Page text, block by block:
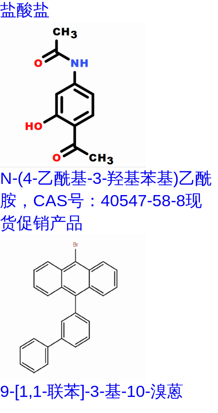
盐酸盐
N-(4-乙酰基-3-羟基苯基)乙酰
胺，CAS号：40547-58-8现
货促销产品
9-[1,1-联苯]-3-基-10-溴蒽